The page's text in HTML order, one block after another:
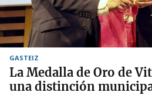
GASTEIZ
La Medalla de Oro de
una distinción